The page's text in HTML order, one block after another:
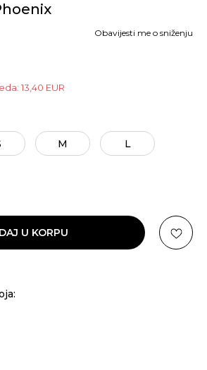
13,40 EUR
Obavijesti me o sniženju
M L
U KORPU